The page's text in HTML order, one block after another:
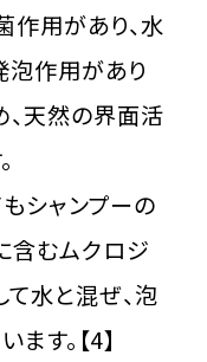
作用があり、水
泡作用があり
天然の界面活
シャンプーの
含むムクロジ
水と混ぜ、泡
す。【4】